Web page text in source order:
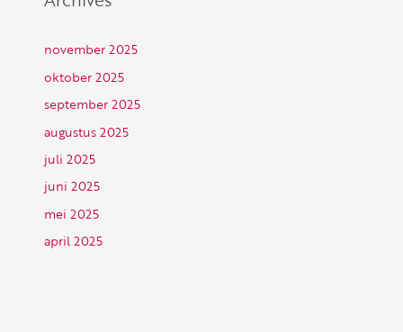
november 2025
oktober 2025
september 2025
augustus 2025
juli 2025
juni 2025
mei 2025
april 2025